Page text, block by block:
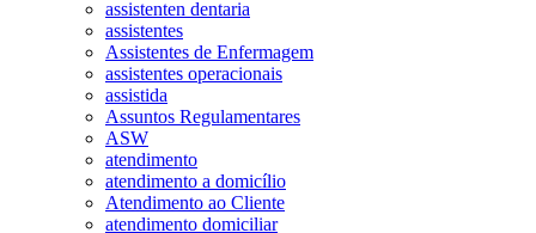
assistenten dentaria
assistentes
Assistentes de Enfermagem
assistentes operacionais
assistida
Assuntos Regulamentares
ASW
atendimento
atendimento a domicílio
Atendimento ao Cliente
atendimento domiciliar